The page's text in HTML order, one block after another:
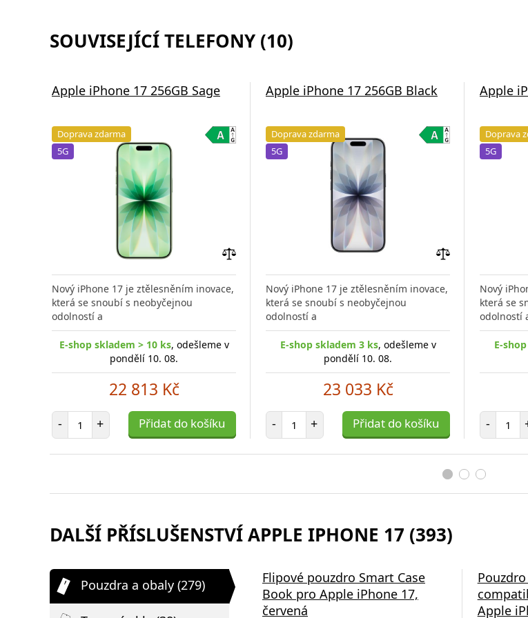
SOUVISEJÍCÍ TELEFONY (10)
Apple iPhone 17 256GB Sage
Doprava zdarma
5G
porovnání
Nový iPhone 17 je ztělesněním inovace,
která se snoubí s neobyčejnou
odolností a
E-shop skladem > 10 ks, odešleme v
pondělí 10. 08.
22 813 Kč
- Počet položek
+ Přidat do košíku
Apple iPhone 17 256GB Black
Doprava zdarma
5G
porovnání
Nový iPhone 17 je ztělesněním inovace,
která se snoubí s neobyčejnou
odolností a
E-shop skladem 3 ks, odešleme v
pondělí 10. 08.
23 033 Kč
- Počet položek
+ Přidat do košíku
Apple
Doprava
5G
Nový
která se
odolností
E-
-
DALŠÍ PŘÍSLUŠENSTVÍ APPLE IPHONE 17 (393)
Pouzdra a obaly (279)
Flipové pouzdro Smart Case
Book pro Apple iPhone 17,
červená
Pouzdro
Apple
Samsung EP-P2400BBE 15W
Podložka pro Bezdrátové
Nabíjení Black
Bezdrátová nabíječka Swissten
2v1 černá